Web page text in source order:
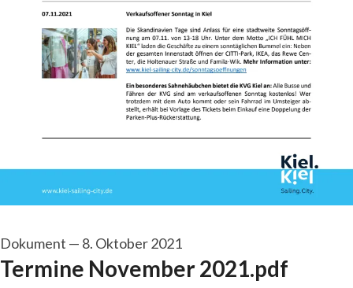
Dokument — 8. Oktober 2021
Termine November 2021.pdf